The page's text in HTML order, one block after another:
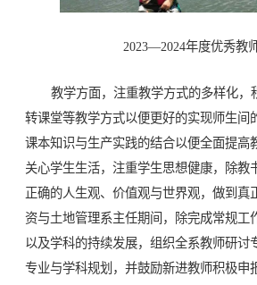
2023—2024年度优秀教
教学方面，注重教学方式的多样化，
转课堂等教学方式以便更好的实现师生间
课本知识与生产实践的结合以便全面提高
关心学生生活，注重学生思想健康，除教
正确的人生观、价值观与世界观，做到真
资与土地管理系主任期间，除完成常规工
以及学科的持续发展，组织全系教师研讨
专业与学科规划，并鼓励新进教师积极申